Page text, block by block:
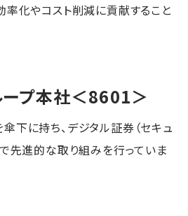
率化やコスト削減に貢献すること
プ本社＜8601＞
下に持ち、デジタル証券（セキュ
で先進的な取り組みを行っていま